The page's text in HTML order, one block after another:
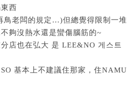
西
鳥老闆的規定…)但總覺得限制一堆
夠沒熱水還是蠻傷腦筋的~
店也在弘大 是 LEE&NO 게스트
基本上不建議住那家，住NAMU